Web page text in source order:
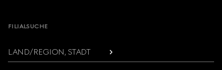
FILIALSUCHE
LAND/REGION, STADT